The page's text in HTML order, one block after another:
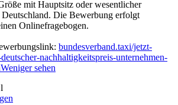
mit Hauptsitz oder wesentlicher
Die Bewerbung erfolgt
Onlinefragebogen.
bundesverband.taxi/jetzt-
nachhaltigkeitspreis-unternehmen-
Weniger sehen